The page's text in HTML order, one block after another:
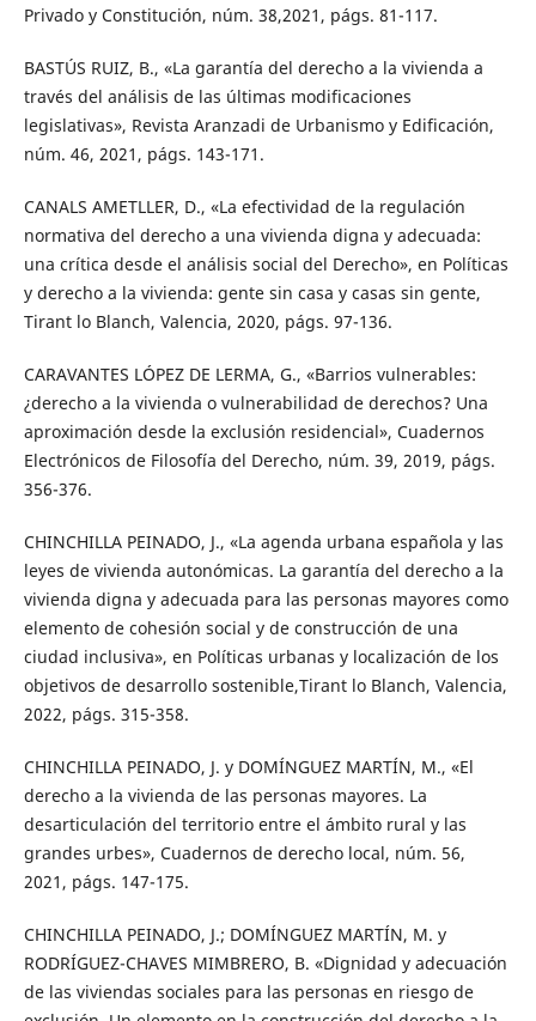
Privado y Constitución, núm. 38,2021, págs. 81-117.
BASTÚS RUIZ, B., «La garantía del derecho a la vivienda a
través del análisis de las últimas modificaciones
legislativas», Revista Aranzadi de Urbanismo y Edificación,
núm. 46, 2021, págs. 143-171.
CANALS AMETLLER, D., «La efectividad de la regulación
normativa del derecho a una vivienda digna y adecuada:
una crítica desde el análisis social del Derecho», en Políticas
y derecho a la vivienda: gente sin casa y casas sin gente,
Tirant lo Blanch, Valencia, 2020, págs. 97-136.
CARAVANTES LÓPEZ DE LERMA, G., «Barrios vulnerables:
¿derecho a la vivienda o vulnerabilidad de derechos? Una
aproximación desde la exclusión residencial», Cuadernos
Electrónicos de Filosofía del Derecho, núm. 39, 2019, págs.
356-376.
CHINCHILLA PEINADO, J., «La agenda urbana española y las
leyes de vivienda autonómicas. La garantía del derecho a la
vivienda digna y adecuada para las personas mayores como
elemento de cohesión social y de construcción de una
ciudad inclusiva», en Políticas urbanas y localización de los
objetivos de desarrollo sostenible,Tirant lo Blanch, Valencia,
2022, págs. 315-358.
CHINCHILLA PEINADO, J. y DOMÍNGUEZ MARTÍN, M., «El
derecho a la vivienda de las personas mayores. La
desarticulación del territorio entre el ámbito rural y las
grandes urbes», Cuadernos de derecho local, núm. 56,
2021, págs. 147-175.
CHINCHILLA PEINADO, J.; DOMÍNGUEZ MARTÍN, M. y
RODRÍGUEZ-CHAVES MIMBRERO, B. «Dignidad y adecuación
de las viviendas sociales para las personas en riesgo de